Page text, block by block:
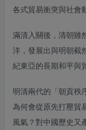
各式貿易衝突與社會
滿清入關後，清朝雖
洋，發展出與明朝截
紀東亞的長期和平與
明清兩代的「朝貢秩
為何會從原先打壓貿
風氣？對中國歷史又